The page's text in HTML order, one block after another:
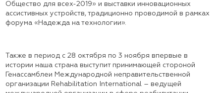
Общество для всех-2019» и выставки инновационных
ассистивных устройств, традиционно проводимой в рамках
форума «Надежда на технологии».
Также в период с 28 октября по 3 ноября впервые в
истории наша страна выступит принимающей стороной
Генассамблеи Международной неправительственной
организации Rehabilitation International – ведущей